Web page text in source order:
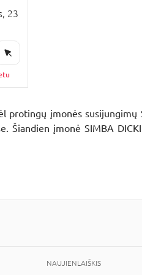
23
protingų įmonės susijungimų
Šiandien įmonė SIMBA
NAUJIENLAIŠKIS